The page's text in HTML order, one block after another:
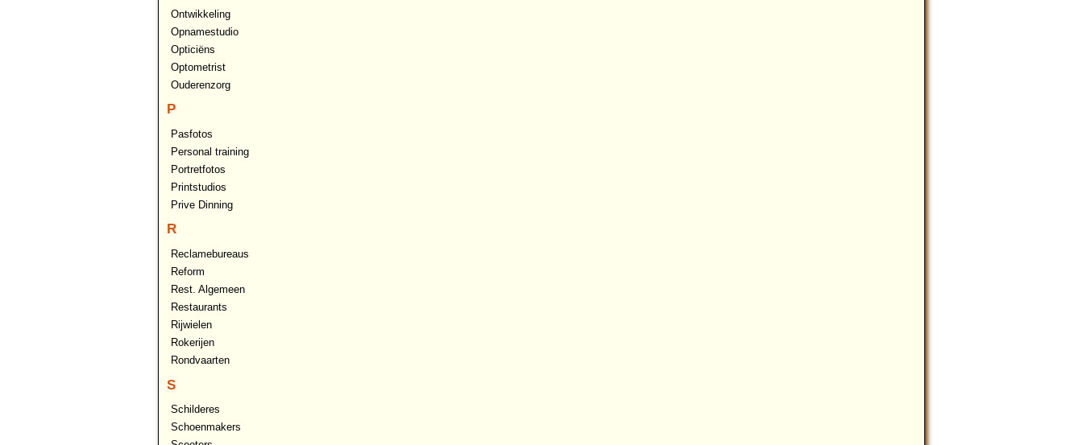
Ontwikkeling
Opnamestudio
Opticiëns
Optometrist
Ouderenzorg
P
Pasfotos
Personal training
Portretfotos
Printstudios
Prive Dinning
R
Reclamebureaus
Reform
Rest. Algemeen
Restaurants
Rijwielen
Rokerijen
Rondvaarten
S
Schilderes
Schoenmakers